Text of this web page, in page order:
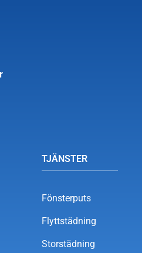
TJÄNSTER
Fönsterputs
Flyttstädning
Storstädning